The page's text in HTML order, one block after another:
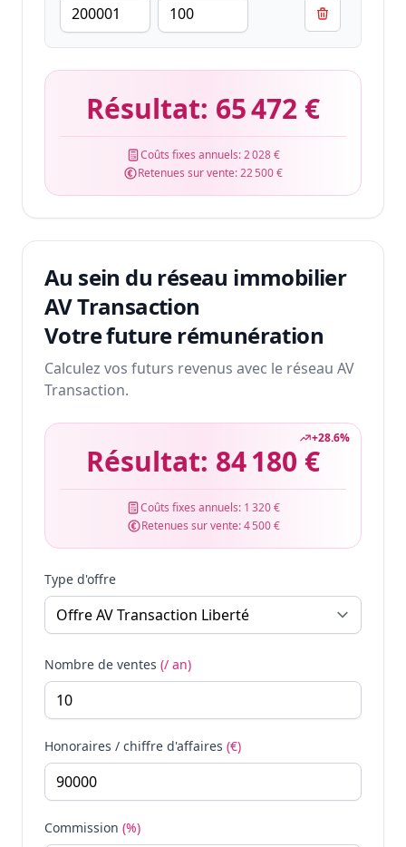
Résultat: 65 472 €
Coûts fixes annuels:2 028 €
Retenues sur vente:22 500 €
Au sein du réseau immobilier
AV Transaction
Votre future rémunération
Calculez vos futurs revenus avec le réseau AV
Transaction.
+28.6%
Résultat: 84 180 €
Coûts fixes annuels: 1 320 €
Retenues sur vente:4 500 €
Type d'offre
Nombre de ventes (/ an)
Honoraires / chiffre d'affaires (€)
Commission (%)